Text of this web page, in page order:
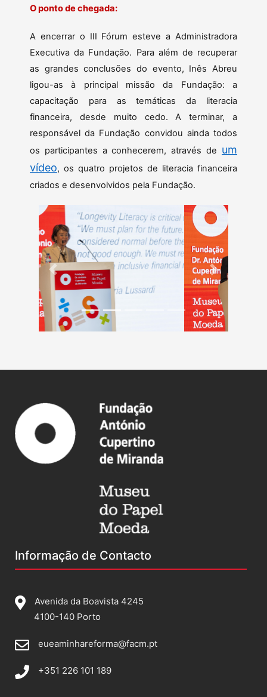
O ponto de chegada:
A encerrar o III Fórum esteve a Administradora
Executiva da Fundação. Para além de recuperar
as grandes conclusões do evento, Inês Abreu
ligou-as à principal missão da Fundação: a
capacitação para as temáticas da literacia
financeira, desde muito cedo. A terminar, a
responsável da Fundação convidou ainda todos
os participantes a conhecerem, através de um
vídeo, os quatro projetos de literacia financeira
criados e desenvolvidos pela Fundação.
Previous Next
Informação de Contacto
Avenida da Boavista 4245
4100-140 Porto
eueaminhareforma@facm.pt
+351 226 101 189